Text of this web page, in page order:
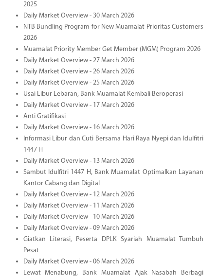
2025
Daily Market Overview - 30 March 2026
NTB Bundling Program for New Muamalat Prioritas Customers
2026
Muamalat Priority Member Get Member (MGM) Program 2026
Daily Market Overview - 27 March 2026
Daily Market Overview - 26 March 2026
Daily Market Overview - 25 March 2026
Usai Libur Lebaran, Bank Muamalat Kembali Beroperasi
Daily Market Overview - 17 March 2026
Anti Gratifikasi
Daily Market Overview - 16 March 2026
Informasi Libur dan Cuti Bersama Hari Raya Nyepi dan Idulfitri
1447 H
Daily Market Overview - 13 March 2026
Sambut Idulfitri 1447 H, Bank Muamalat Optimalkan Layanan
Kantor Cabang dan Digital
Daily Market Overview - 12 March 2026
Daily Market Overview - 11 March 2026
Daily Market Overview - 10 March 2026
Daily Market Overview - 09 March 2026
Giatkan Literasi, Peserta DPLK Syariah Muamalat Tumbuh
Pesat
Daily Market Overview - 06 March 2026
Lewat Menabung, Bank Muamalat Ajak Nasabah Berbagi